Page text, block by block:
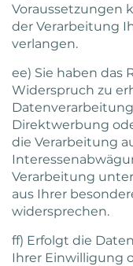
Voraussetzungen
der Verarbeitung
verlangen.
ee) Sie haben das
Widerspruch zu
Direktwerbung
die Verarbeitung
Verarbeitung
aus Ihrer
widersprechen.
ff) Erfolgt die
Ihrer Einwilligung